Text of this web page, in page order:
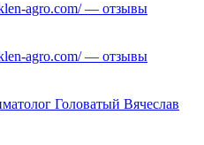
agro.com/ — отзывы
agro.com/ — отзывы
Головатый Вячеслав